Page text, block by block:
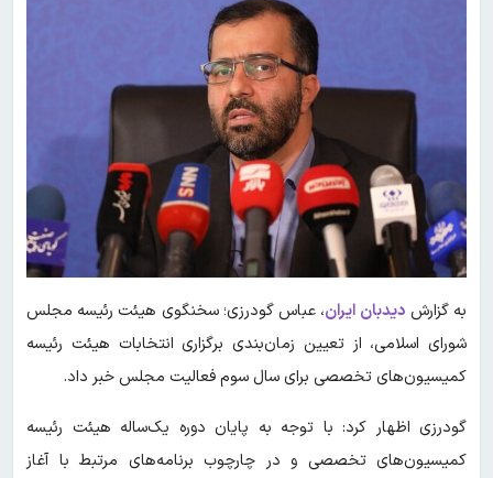
به گزارش دیدبان ایران، عباس گودرزی؛سخنگوی هیئت رئیسه مجلس
شورای اسلامی، از تعیین زمان‌بندی برگزاری انتخابات هیئت رئیسه
کمیسیون‌های تخصصی برای سال سوم فعالیت مجلس خبر داد.
گودرزی اظهار کرد: با توجه به پایان دوره یک‌ساله هیئت رئیسه
کمیسیون‌های تخصصی و در چارچوب برنامه‌های مرتبط با آغاز